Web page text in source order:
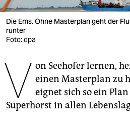
veranstaltungen
shop
fragen & hilfe
unterstützen
abo
genossenschaft
Die Ems. Ohne Masterplan geht der
runter
Foto: dpa
V on Seehofer lernen,
einen Masterplan zu
eignet sich so ein
Superhorst in allen